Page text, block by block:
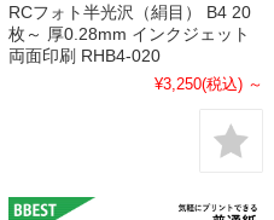
RCフォト半光沢（絹目） B4 20
枚～ 厚0.28mm インクジェット
両面印刷 RHB4-020
¥3,250(税込) ～